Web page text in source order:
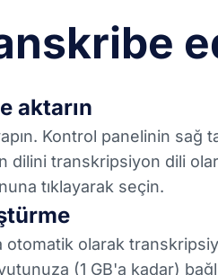
aktarın
Kontrol panelinin sağ
dilini transkripsiyon dili
tıklayarak seçin.
olarak
(1 GB'a kadar)